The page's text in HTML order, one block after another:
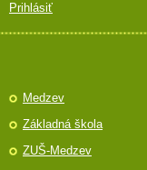
Prihlásiť
Medzev
Základná škola
ZUŠ-Medzev